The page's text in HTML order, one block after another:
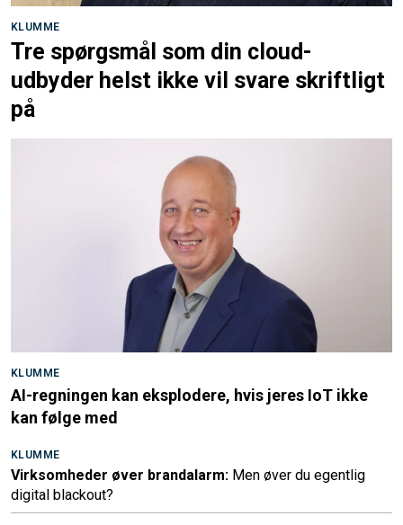
KLUMME
Tre spørgsmål som din cloud-
udbyder helst ikke vil svare skriftligt
på
KLUMME
AI-regningen kan eksplodere, hvis jeres IoT ikke
kan følge med
KLUMME
Virksomheder øver brandalarm: Men øver du egentlig
digital blackout?